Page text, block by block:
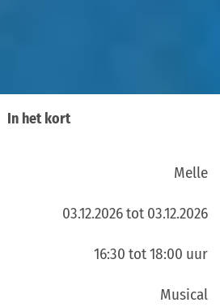
In het kort
Melle
03.12.2026 tot 03.12.2026
16:30 tot 18:00 uur
Musical